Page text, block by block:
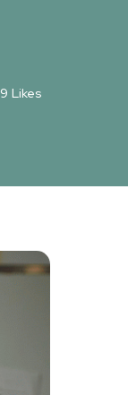
9 Likes